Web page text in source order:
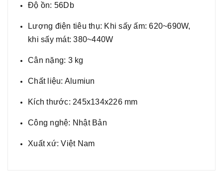
Độ ồn: 56Db
Lượng điện tiêu thụ: Khi sấy ấm: 620~690W,
khi sấy mát: 380~440W
Cân nặng: 3 kg
Chất liệu: Alumiun
Kích thước: 245x134x226 mm
Công nghệ: Nhật Bản
Xuất xứ: Việt Nam